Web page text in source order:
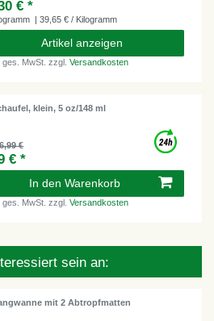
€ *
| 39,65 € / Kilogramm
Artikel anzeigen
ges. MwSt. zzgl.Versandkosten
klein, 5 oz/148 ml
€
€ *
In den Warenkorb
ges. MwSt. zzgl.Versandkosten
sein an:
mit 2 Abtropfmatten